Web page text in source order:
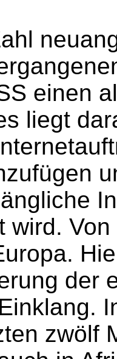
einen
liegt
wird.
der
zwölf